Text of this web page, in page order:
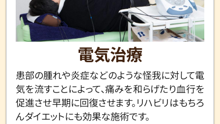
電気治療
患部の腫れや炎症などのような怪我に対して電
気を流すことによって、痛みを和らげたり血行を
促進させ早期に回復させます。リハビリはもちろ
んダイエットにも効果な施術です。